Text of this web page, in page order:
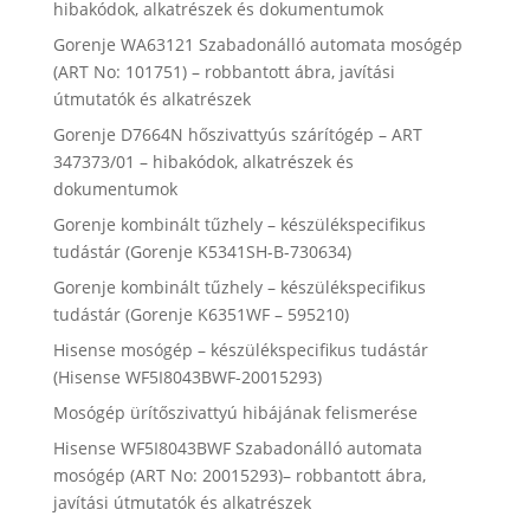
hibakódok, alkatrészek és dokumentumok
Gorenje WA63121 Szabadonálló automata mosógép
(ART No: 101751) – robbantott ábra, javítási
útmutatók és alkatrészek
Gorenje D7664N hőszivattyús szárítógép – ART
347373/01 – hibakódok, alkatrészek és
dokumentumok
Gorenje kombinált tűzhely – készülékspecifikus
tudástár (Gorenje K5341SH-B-730634)
Gorenje kombinált tűzhely – készülékspecifikus
tudástár (Gorenje K6351WF – 595210)
Hisense mosógép – készülékspecifikus tudástár
(Hisense WF5I8043BWF-20015293)
Mosógép ürítőszivattyú hibájának felismerése
Hisense WF5I8043BWF Szabadonálló automata
mosógép (ART No: 20015293)– robbantott ábra,
javítási útmutatók és alkatrészek